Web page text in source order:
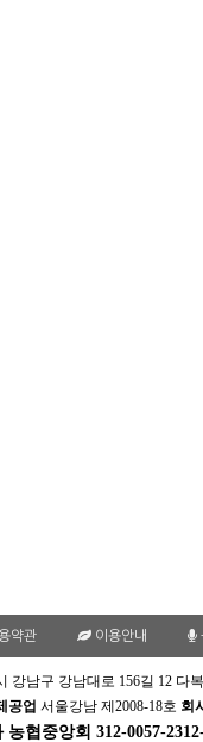
약관 이용안내
강남구 강남대로 156길 12 다
공업 서울강남 제2008-18호 회
농협중앙회 312-0057-